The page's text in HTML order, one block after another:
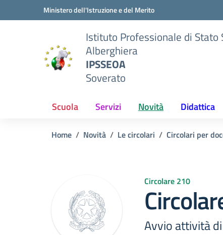
Vai ai contenuti
Vai al menu di navigazioneMinistero dell'Istruzione e del Merito
Istituto Professionale di
Alberghiera
IPSSEOA
Soverato
Scuola Servizi Novità Didattica
Home Novità Le circolari Circolari per
Circolare 210
Avvio attività